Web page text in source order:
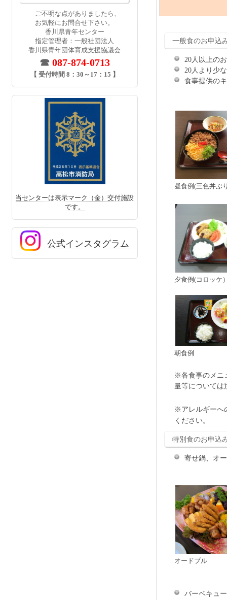
一般食のお申込
20人以上の
20人より少
食事提供の
昼食例(三色丼ぶ
夕食例(コロッケ
朝食例
※各食事のメニ
量等については
※アレルギーへ
ください。
特別食のお申込
寄せ鍋、オ
オードブル
バーベキュ
ご不明な点がありましたら、
お気軽にお問合せ下さい。
香川県青年センター
指定管理者：一般社団法人
香川県青年団体育成支援協議会
☎ 087-874-0713
【 受付時間 8：30～17：15 】
当センターは表示マーク（金）交付施設
です。
公式インスタグラム